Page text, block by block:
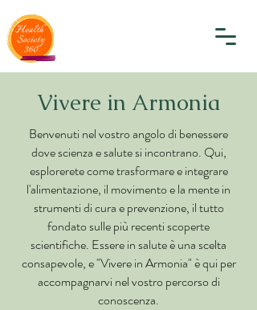
Vivere in Armonia
Benvenuti nel vostro angolo di benessere
dove scienza e salute si incontrano. Qui,
esplorerete come trasformare e integrare
l'alimentazione, il movimento e la mente in
strumenti di cura e prevenzione, il tutto
fondato sulle più recenti scoperte
scientifiche. Essere in salute è una scelta
consapevole, e "Vivere in Armonia" è qui per
accompagnarvi nel vostro percorso di
conoscenza.